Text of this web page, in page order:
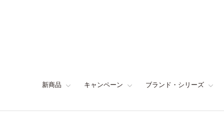
新商品 キャンペーン ブランド・シリーズ